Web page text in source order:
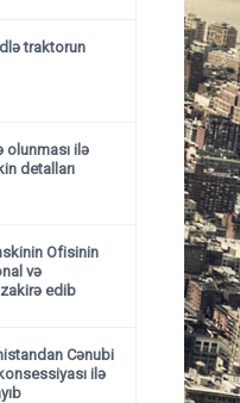
traktorun
olunması ilə
detalları
Ofisinin
və
edib
Cənubi
ilə